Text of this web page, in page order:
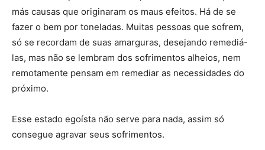
más causas que originaram os maus efeitos. Há de se
fazer o bem por toneladas. Muitas pessoas que sofrem,
só se recordam de suas amarguras, desejando remediá-
las, mas não se lembram dos sofrimentos alheios, nem
remotamente pensam em remediar as necessidades do
próximo.
Esse estado egoísta não serve para nada, assim só
consegue agravar seus sofrimentos.